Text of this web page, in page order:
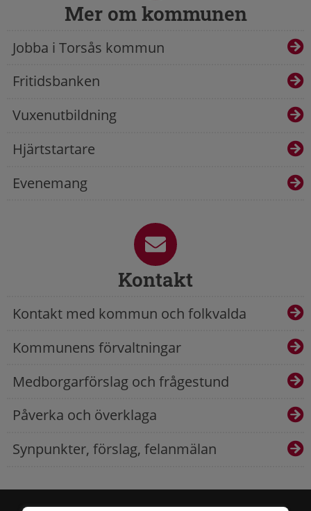
Mer om kommunen
Jobba i Torsås kommun
Fritidsbanken
Vuxenutbildning
Hjärtstartare
Evenemang
Kontakt
Kontakt med kommun och folkvalda
Kommunens förvaltningar
Medborgarförslag och frågestund
Påverka och överklaga
Synpunkter, förslag, felanmälan